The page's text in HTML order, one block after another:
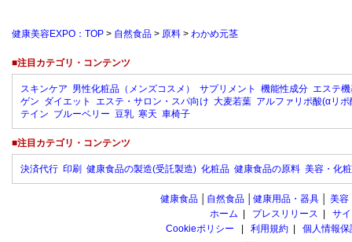
健康美容EXPO：TOP > 自然食品 > 原料 > わかめ元茎
■注目カテゴリ・コンテンツ
スキンケア 男性化粧品（メンズコスメ） サプリメント 機能性成分 エステ
ゲン ダイエット エステ・サロン・スパ向け 大麦若葉 アルファリポ酸(αリポ
テイン ブルーベリー 豆乳 寒天 車椅子
■注目カテゴリ・コンテンツ
決済代行 印刷 健康食品の製造(受託製造) 化粧品 健康食品の原料 美容・化
健康食品 自然食品 健康用品・器具 美容
ホーム
プレスリリース
サ
Cookieポリシー
利用規約 個人情報